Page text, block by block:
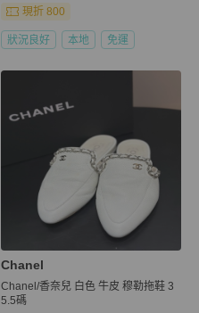
現折 800
狀況良好 本地 免運
Chanel
Chanel/香奈兒 白色 牛皮 穆勒拖鞋 3
5.5碼